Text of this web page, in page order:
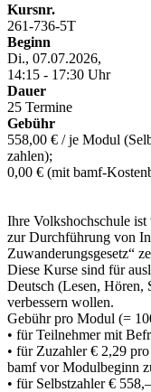
Kursnr.
261-736-5T
Beginn
Di., 07.07.2026,
14:15 - 17:30 Uhr
Dauer
25 Termine
Gebühr
558,00 € / je Modul
zahlen);
0,00 € (mit bamf-
Ihre Volkshochschule ist
zur Durchführung von
Zuwanderungsgesetz“
Diese Kurse sind für
Deutsch (Lesen, Hören,
verbessern wollen.
Gebühr pro Modul (=
• für Teilnehmer mit
• für Zuzahler € 2,29
bamf vor Modulbeginn
• für Selbstzahler €